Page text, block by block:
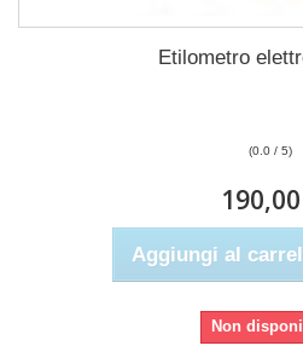
Etilometro
(0.0 / 5)
Aggiungi al
Non